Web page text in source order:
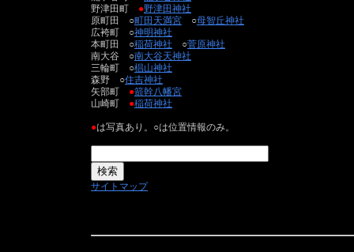
野津田町 ●野津田神社
原町田 ○町田天満宮 ○母智丘神社
広袴町 ○神明神社
本町田 ○稲荷神社 ○菅原神社
南大谷 ○南大谷天神社
三輪町 ○椙山神社
森野 ○住吉神社
矢部町 ●箭幹八幡宮
山崎町 ●稲荷神社
●は写真あり。○は位置情報のみ。
サイトマップ